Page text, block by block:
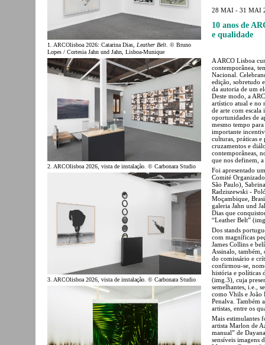
1. ARCOlisboa 2026: Catarina Dias, Leather Belt. © Bruno
Lopes / Cortesia Jahn und Jahn, Lisboa-Munique
2. ARCOlisboa 2026, vista de instalação. © Carbonara Studio
3. ARCOlisboa 2026, vista de instalação. © Carbonara Studio
28 MAI - 31 MAI
10 anos de
e qualidade
A ARCO Lisboa
contemporânea,
Nacional.
edição, sobretudo
da autoria de um
Deste modo, a
artístico atual e no
de arte com
oportunidades de
mesmo tempo
importante
culturas, práticas e
cruzamentos e
contemporâneas,
que nos definem,
Foi apresentado
Comité
São Paulo),
Radziszewski -
Moçambique,
galeria Jahn und
Dias que
“Leather Belt”
Dos stands
com magníficas
James Collins e
Assinalo, também,
do comissário e
confirmou-se,
história e políticas
(img.3), cuja
semelhantes, i.e.,
como Vhils e João
Penalva. Também
artistas, entre os
Mais estimulantes
artista Marlon de
manual” de
sensíveis imagens